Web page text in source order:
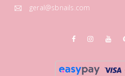
geral@sbnails.com